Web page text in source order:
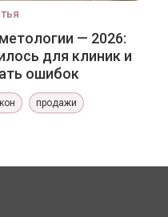
— 2026:
для клиник и
ошибок
продажи